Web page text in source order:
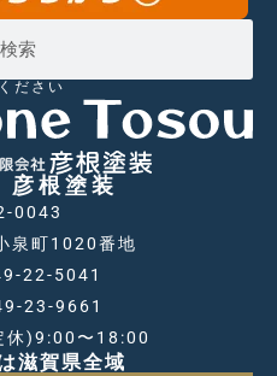
ださい
彦根塗装
0043
泉町1020番地
22-5041
23-9661
休)9:00〜18:00
滋賀県全域